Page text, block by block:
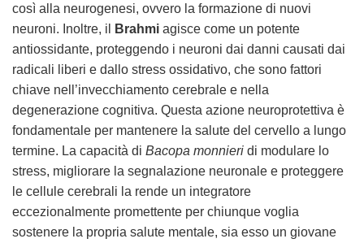
così alla neurogenesi, ovvero la formazione di nuovi
neuroni. Inoltre, il
Brahmi agisce come un potente
antiossidante, proteggendo i neuroni dai danni causati dai
radicali liberi e dallo stress ossidativo, che sono fattori
chiave nell’invecchiamento cerebrale e nella
degenerazione cognitiva. Questa azione neuroprotettiva è
fondamentale per mantenere la salute del cervello a lungo
termine. La capacità di Bacopa monnieri di modulare lo
stress, migliorare la segnalazione neuronale e proteggere
le cellule cerebrali la rende un integratore
eccezionalmente promettente per chiunque voglia
sostenere la propria salute mentale, sia esso un giovane